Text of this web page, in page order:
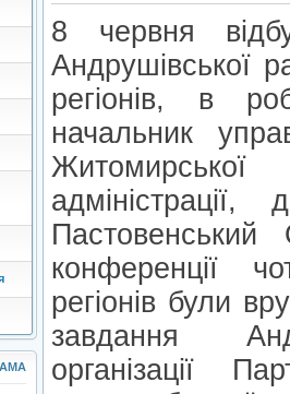
8 червня
Андрушівської
регіонів, в
начальник
конференції
регіонів були
завдання
організації